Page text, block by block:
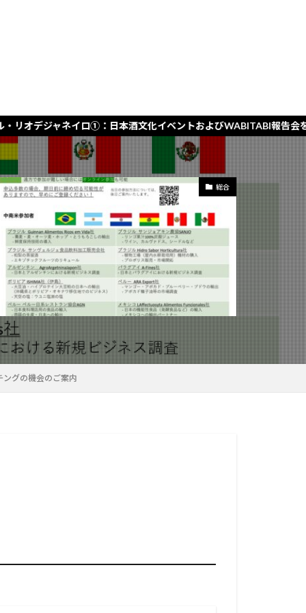
①：日本酒文化イベントおよびWABITABI報告会を実施」
総合
グの機会のご案内